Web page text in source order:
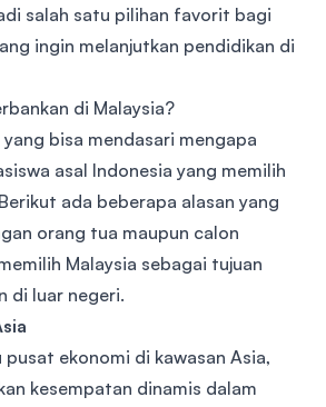
salah satu pilihan favorit bagi
ingin melanjutkan pendidikan di
di Malaysia?
bisa mendasari mengapa
asal Indonesia yang memilih
ada beberapa alasan yang
orang tua maupun calon
Malaysia sebagai tujuan
di luar negeri.
pusat ekonomi di kawasan Asia,
kesempatan dinamis dalam